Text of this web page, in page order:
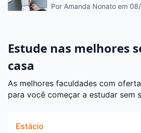
Por Amanda Nonato em
Estude nas melhores
casa
As melhores faculdades com
para você começar a estudar sem
Estácio